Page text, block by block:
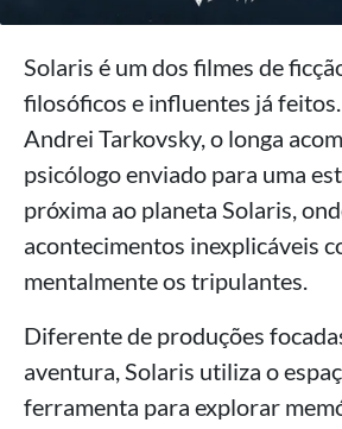
Solaris é um dos filmes de
filosóficos e influentes já
Andrei Tarkovsky, o longa
psicólogo enviado para uma
próxima ao planeta Solaris,
acontecimentos inexplicáveis
mentalmente os tripulantes.
Diferente de produções
aventura, Solaris utiliza o
ferramenta para explorar